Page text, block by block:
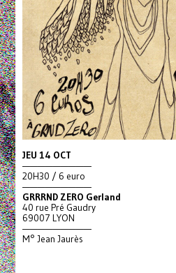
JEU 14 OCT
—————————
20H30 / 6 euro
—————————
GRRRND ZERO Gerland
40 rue Pré Gaudry
69007 LYON
—————————
M° Jean Jaurès